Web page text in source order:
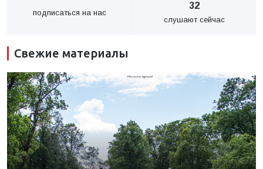
подписаться на нас
32
слушают сейчас
Свежие материалы